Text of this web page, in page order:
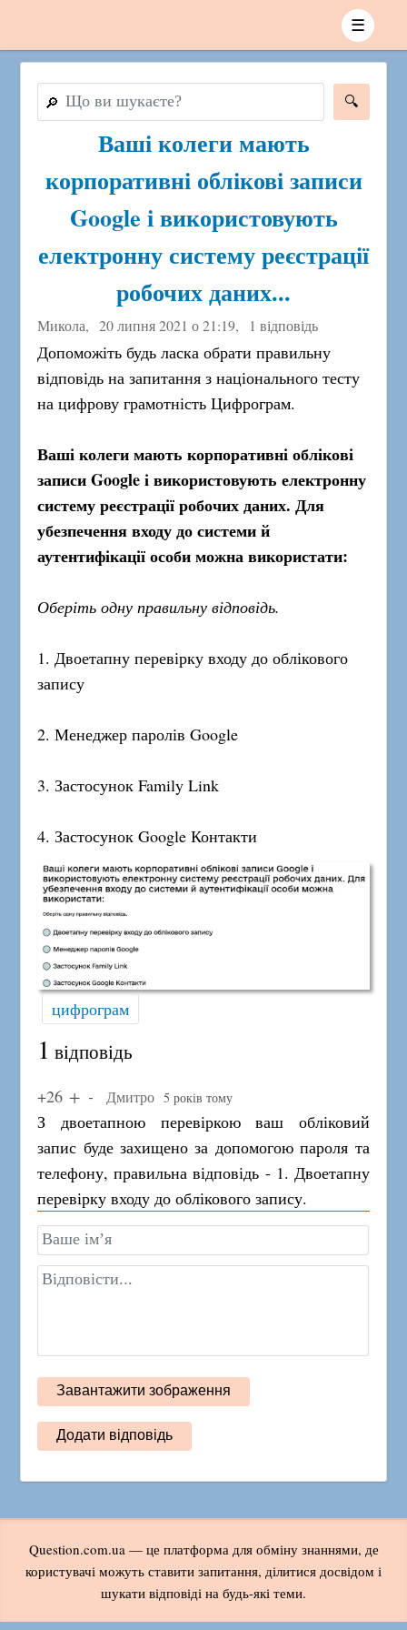
☰
🔎
Ваші колеги мають
корпоративні облікові записи
Google і використовують
електронну систему реєстрації
робочих даних...
Микола, 20 липня 2021 о 21:19, 1 відповідь
Допоможіть будь ласка обрати правильну
відповідь на запитання з національного тесту
на цифрову грамотність Цифрограм.
Ваші колеги мають корпоративні облікові
записи Google і використовують електронну
систему реєстрації робочих даних. Для
убезпечення входу до системи й
аутентифікації особи можна використати:
Оберіть одну правильну відповідь.
1. Двоетапну перевірку входу до облікового
запису
2. Менеджер паролів Google
3. Застосунок Family Link
4. Застосунок Google Контакти
цифрограм
1 відповідь
+26 Дмитро 5 років тому
З двоетапною перевіркою ваш обліковий
запис буде захищено за допомогою пароля та
телефону, правильна відповідь - 1. Двоетапну
перевірку входу до облікового запису.
Question.com.ua — це платформа для обміну знаннями, де
користувачі можуть ставити запитання, ділитися досвідом і
шукати відповіді на будь-які теми.